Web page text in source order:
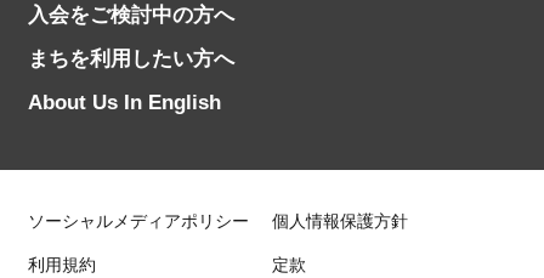
入会をご検討中の方へ
まちを利用したい方へ
About Us In English
ソーシャルメディアポリシー 個人情報保護方針
利用規約 定款